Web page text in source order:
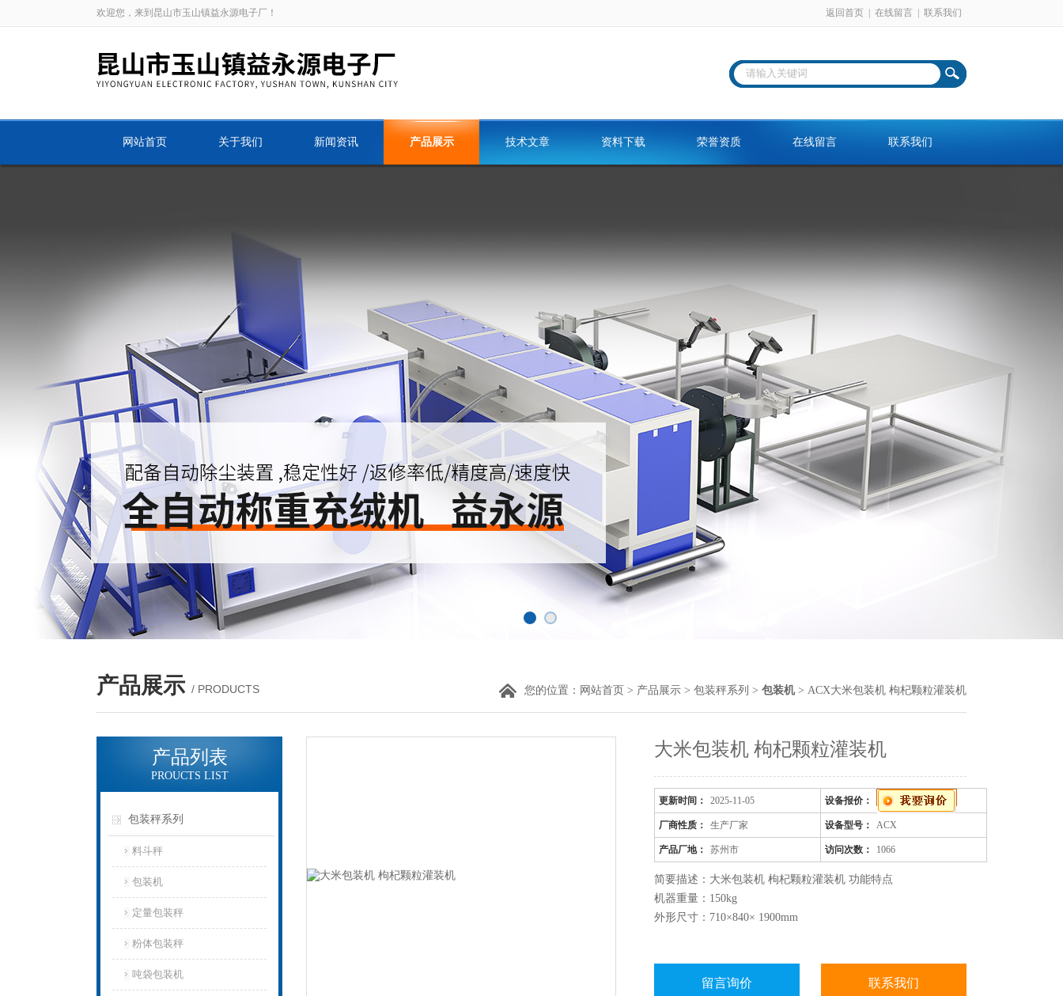
欢迎您，来到昆山市玉山镇益永源电子厂！ 返回首页 在线留言 联系我们
网站首页 关于我们 新闻资讯 产品展示 技术文章 资料下载 荣誉资质 在线留言 联系我们
产品展示 / PRODUCTS 您的位置： 网站首页 > 产品展示 > 包装秤系列 > 包装机> ACX大米包装机 枸杞颗粒灌装机
产品列表
PROUCTS LIST
包装秤系列
料斗秤
包装机
定量包装秤
粉体包装秤
吨袋包装机
大米包装机 枸杞颗粒灌装机
更新时间： 2025-11-05 设备报价：
厂商性质： 生产厂家 设备型号： ACX
产品厂地： 苏州市 访问次数： 1066
简要描述：大米包装机 枸杞颗粒灌装机 功能特点
机器重量：150kg
外形尺寸：710×840× 1900mm
留言询价 联系我们